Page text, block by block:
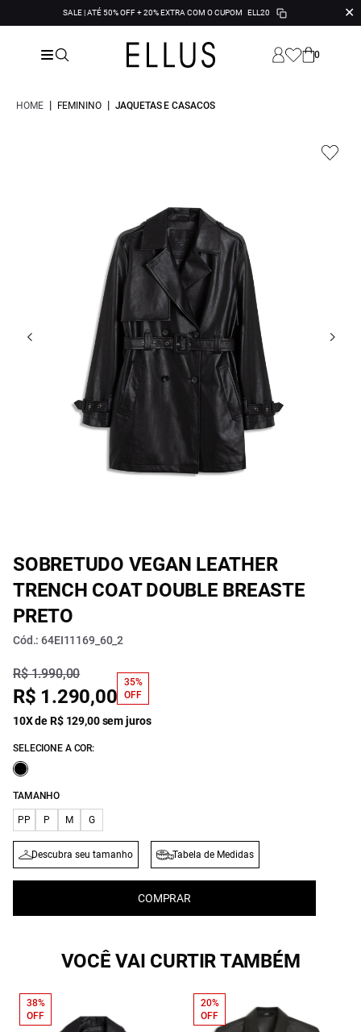
SALE | ATÉ 50% OFF + 20% EXTRA COM O CUPOM ELL20 ✕
0
HOME | FEMININO | JAQUETAS E CASACOS
SOBRETUDO VEGAN LEATHER
TRENCH COAT DOUBLE BREASTE
PRETO
Cód.: 64EI11169_60_2
R$ 1.990,00
R$ 1.290,00
35%
OFF
10X de R$ 129,00 sem juros
SELECIONE A COR:
TAMANHO
PP P M G
Descubra seu tamanho Tabela de Medidas
COMPRAR
VOCÊ VAI CURTIR TAMBÉM
38%
OFF
20%
OFF